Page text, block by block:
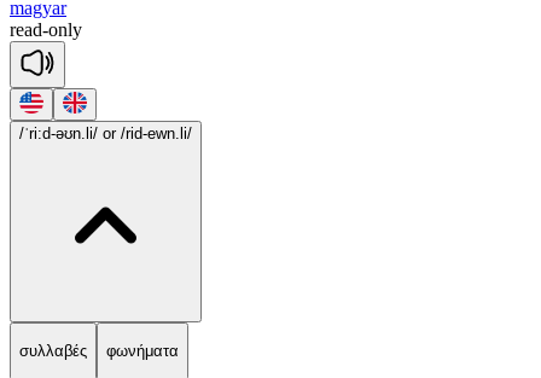
magyar
read-only
/ˈri:d-əʊn.li/ or /rid-ewn.li/
συλλαβές φωνήματα